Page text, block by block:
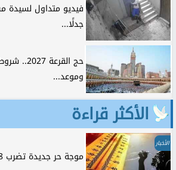
فيديو متداول لسيدة
جدلًا...
حج
وموعد...
الأكثر قراءة
الأخبار
موجة حر جديدة تضرب 8 دول عربية.. هل...